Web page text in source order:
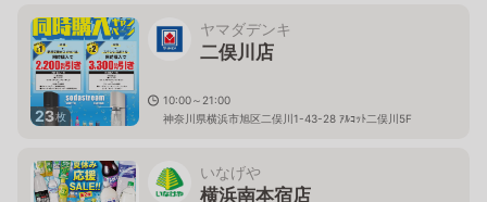
23枚
ヤマダデンキ
二俣川店
10:00～21:00
神奈川県横浜市旭区二俣川1-43-28 ｱﾙｺｯﾄ二俣川5F
いなげや
横浜南本宿店